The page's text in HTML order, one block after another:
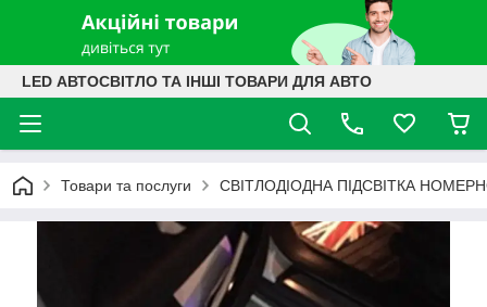
LED АВТОСВІТЛО ТА ІНШІ ТОВАРИ ДЛЯ АВТО
Товари та послуги СВІТЛОДІОДНА ПІДСВІТКА